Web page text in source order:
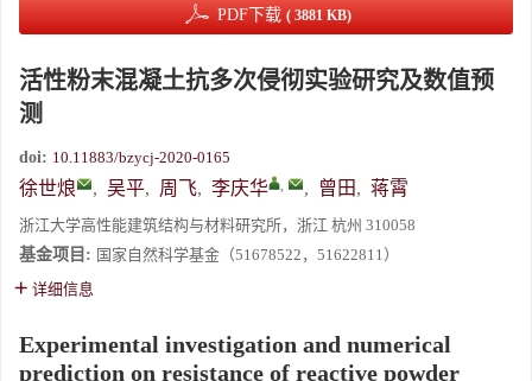
PDF下载 ( 3881 KB)
活性粉末混凝土抗多次侵彻实验研究及数值预
测
doi: 10.11883/bzycj-2020-0165
徐世烺 , 吴平, 周飞, 李庆华 , , 曾田, 蒋霄
浙江大学高性能建筑结构与材料研究所，浙江 杭州 310058
基金项目: 国家自然科学基金（51678522，51622811）
详细信息
Experimental investigation and numerical
prediction on resistance of reactive powder